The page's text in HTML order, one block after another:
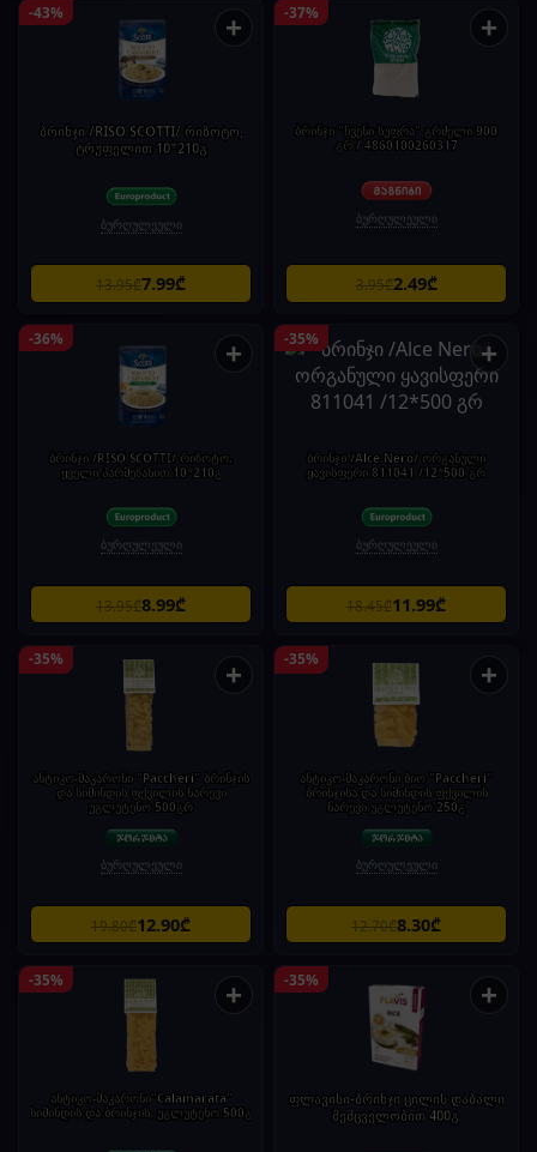
-43% +
ბრინჯი /RISO SCOTTI/ რიზოტო,
ტრუფელით 10*210გ
ბურღულეული
13.95₾7.99₾
-37% +
ბრინჯი "ჩვენი სუფრა" გრძელი 900
გრ / 4860100260317
ბურღულეული
3.95₾2.49₾
-36% +
ბრინჯი /RISO SCOTTI/ რიზოტო,
ყველი პარმეზანით 10*210გ
ბურღულეული
13.95₾8.99₾
-35% +
ბრინჯი /Alce Nero/ ორგანული
ყავისფერი 811041 /12*500 გრ
ბურღულეული
18.45₾11.99₾
-35% +
ანტიკო-მაკარონი "Paccheri" ბრინჯის
და სიმინდის ფქვილის ნარევი
უგლუტენო 500გრ
ბურღულეული
19.80₾12.90₾
-35% +
ანტიკო-მაკარონი ბიო "Paccheri"
ბრინჯისა და სიმინდის ფქვილის
ნარევი უგლუტენო 250გ
ბურღულეული
12.70₾8.30₾
-35% +
ანტიკო-მაკარონი"Calamarata"
სიმინდის და ბრინჯის, უგლუტენო 500გ
-35% +
ფლავისი-ბრინჯი ცილის დაბალი
შემცველობით 400გ.